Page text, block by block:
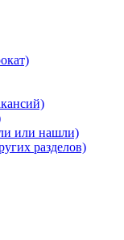
или нашли)
разделов)